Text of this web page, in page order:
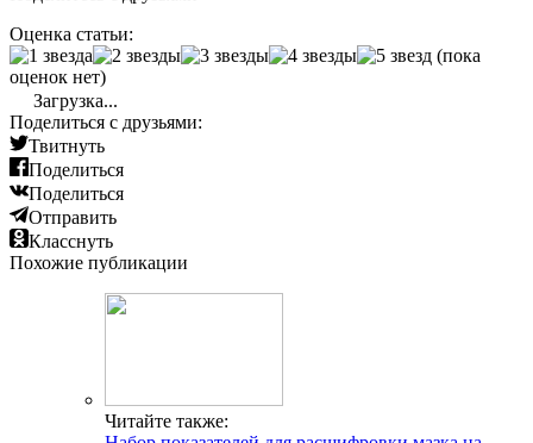
Оценка статьи:
(пока
оценок нет)
Загрузка...
Поделиться с друзьями:
Твитнуть
Поделиться
Поделиться
Отправить
Класснуть
Похожие публикации
Читайте также: